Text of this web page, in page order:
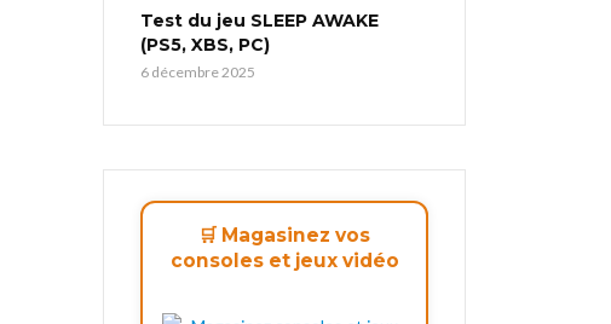
Test du jeu SLEEP AWAKE
(PS5, XBS, PC)
6 décembre 2025
🛒 Magasinez vos
consoles et jeux vidéo